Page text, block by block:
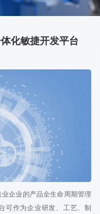
化敏捷开发平台
企业的产品全生命周期管理
可作为企业研发、工艺、制